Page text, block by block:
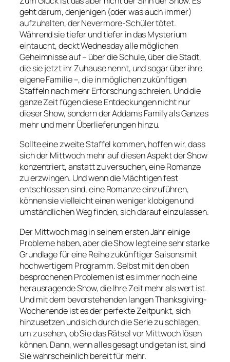
geht darum, denjenigen (oder was auch immer)
aufzuhalten, der Nevermore-Schüler tötet.
Während sie tiefer und tiefer in das Mysterium
eintaucht, deckt Wednesday alle möglichen
Geheimnisse auf – über die Schule, über die Stadt,
die sie jetzt ihr Zuhause nennt, und sogar über ihre
eigene Familie –, die in möglichen zukünftigen
Staffeln nach mehr Erforschung schreien. Und die
ganze Zeit fügen diese Entdeckungen nicht nur
dieser Show, sondern der Addams Family als Ganzes
mehr und mehr Überlieferungen hinzu.
Sollte eine zweite Staffel kommen, hoffen wir, dass
sich der Mittwoch mehr auf diesen Aspekt der Show
konzentriert, anstatt zu versuchen, eine Romanze
zu erzwingen. Und wenn die Mächtigen fest
entschlossen sind, eine Romanze einzuführen,
können sie vielleicht einen weniger klobigen und
umständlichen Weg finden, sich darauf einzulassen.
Der Mittwoch mag in seinem ersten Jahr einige
Probleme haben, aber die Show legt eine sehr starke
Grundlage für eine Reihe zukünftiger Saisons mit
hochwertigem Programm. Selbst mit den oben
besprochenen Problemen ist es immer noch eine
herausragende Show, die Ihre Zeit mehr als wert ist.
Und mit dem bevorstehenden langen Thanksgiving-
Wochenende ist es der perfekte Zeitpunkt, sich
hinzusetzen und sich durch die Serie zu schlagen,
um zu sehen, ob Sie das Rätsel vor Mittwoch lösen
können. Dann, wenn alles gesagt und getan ist, sind
Sie wahrscheinlich bereit für mehr.